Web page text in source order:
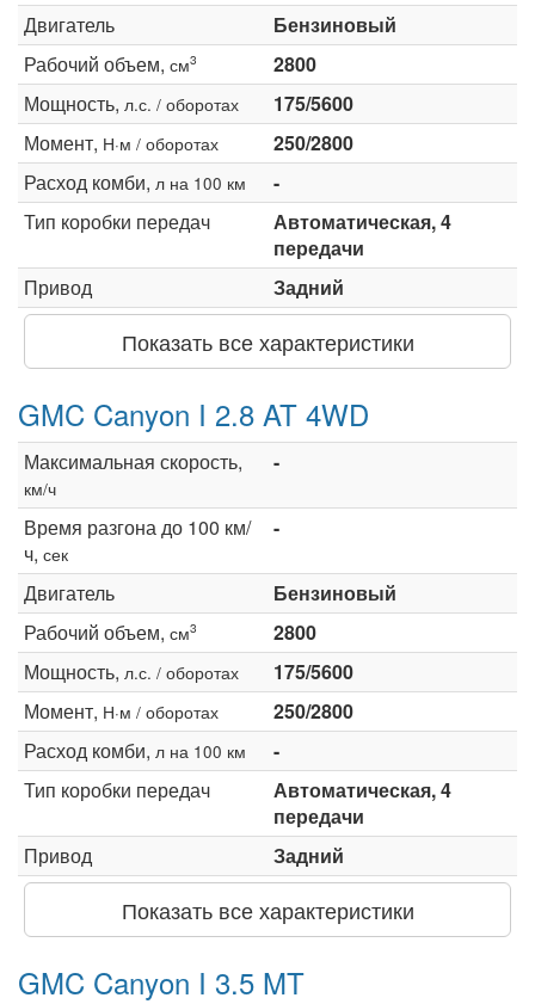
Двигатель
Бензиновый
Рабочий объем, см3
2800
Мощность, л.с. / оборотах
175/5600
Момент, Н·м / оборотах
250/2800
Расход комби, л на 100 км
-
Тип коробки передач
Автоматическая, 4
передачи
Привод
Задний
Показать все характеристики
GMC Canyon I 2.8 AT 4WD
Максимальная скорость,
км/ч
-
Время разгона до 100 км/
ч, сек
-
Двигатель
Бензиновый
Рабочий объем, см3
2800
Мощность, л.с. / оборотах
175/5600
Момент, Н·м / оборотах
250/2800
Расход комби, л на 100 км
-
Тип коробки передач
Автоматическая, 4
передачи
Привод
Задний
Показать все характеристики
GMC Canyon I 3.5 MT